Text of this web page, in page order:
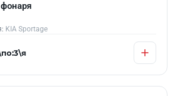
KIA Sportage